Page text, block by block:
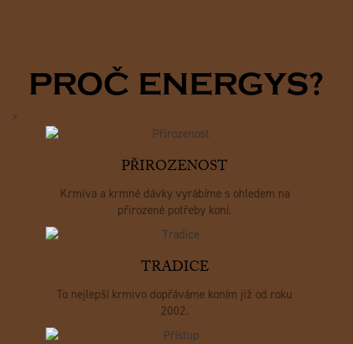
PROČ ENERGYS?
>
PŘIROZENOST
Krmiva a krmné dávky vyrábíme s ohledem na
přirozené potřeby koní.
TRADICE
To nejlepší krmivo dopřáváme koním již od roku
2002.